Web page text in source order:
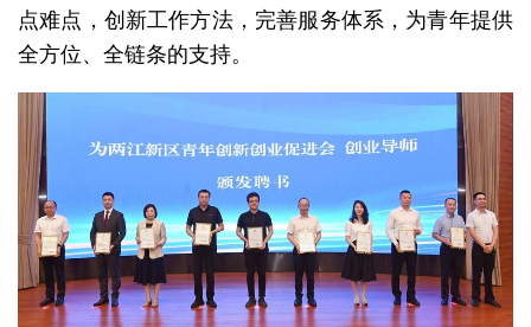
点难点，创新工作方法，完善服务体系，为青年提供
全方位、全链条的支持。